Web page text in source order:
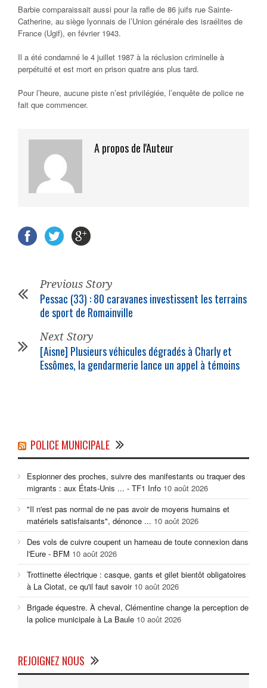
Barbie comparaissait aussi pour la rafle de 86 juifs rue Sainte-
Catherine, au siège lyonnais de l’Union générale des israélites de
France (Ugif), en février 1943.
Il a été condamné le 4 juillet 1987 à la réclusion criminelle à
perpétuité et est mort en prison quatre ans plus tard.
Pour l’heure, aucune piste n’est privilégiée, l’enquête de police ne
fait que commencer.
A propos de l'Auteur
Previous Story
Pessac (33) : 80 caravanes investissent les terrains
de sport de Romainville
Next Story
[Aisne] Plusieurs véhicules dégradés à Charly et
Essômes, la gendarmerie lance un appel à témoins
POLICE MUNICIPALE
Espionner des proches, suivre des manifestants ou traquer des
migrants : aux États-Unis ... - TF1 Info 10 août 2026
"Il n'est pas normal de ne pas avoir de moyens humains et
matériels satisfaisants", dénonce ... 10 août 2026
Des vols de cuivre coupent un hameau de toute connexion dans
l'Eure - BFM 10 août 2026
Trottinette électrique : casque, gants et gilet bientôt obligatoires
à La Ciotat, ce qu'il faut savoir 10 août 2026
Brigade équestre. À cheval, Clémentine change la perception de
la police municipale à La Baule 10 août 2026
REJOIGNEZ NOUS